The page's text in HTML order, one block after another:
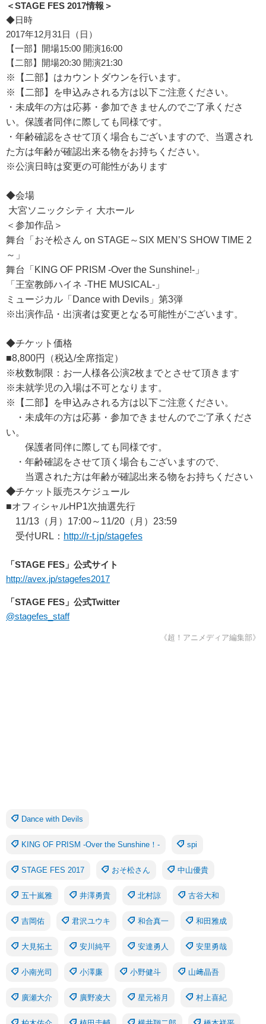
＜STAGE FES 2017情報＞
◆日時
2017年12月31日（日）
【一部】開場15:00 開演16:00
【二部】開場20:30 開演21:30
※【二部】はカウントダウンを行います。
※【二部】を申込みされる方は以下ご注意ください。
・未成年の方は応募・参加できませんのでご了承くださ
い。 保護者同伴に際しても同様です。
・年齢確認をさせて頂く場合もございますので、 当選され
た方は年齢が確認出来る物をお持ちください。
※公演日時は変更の可能性があります
◆会場
大宮ソニックシティ 大ホール
＜参加作品＞
舞台「おそ松さん on STAGE～SIX MEN’S SHOW TIME 2
～」
舞台「KING OF PRISM -Over the Sunshine!-」
「王室教師ハイネ -THE MUSICAL-」
ミュージカル「Dance with Devils」第3弾
※出演作品・出演者は変更となる可能性がございます。
◆チケット価格
■8,800円（税込/全席指定）
※枚数制限：お一人様各公演2枚までとさせて頂きます
※未就学児の入場は不可となります。
※【二部】を申込みされる方は以下ご注意ください。
・未成年の方は応募・参加できませんのでご了承くださ
い。
保護者同伴に際しても同様です。
・年齢確認をさせて頂く場合もございますので、
当選された方は年齢が確認出来る物をお持ちください
◆チケット販売スケジュール
■オフィシャルHP1次抽選先行
11/13（月）17:00～11/20（月）23:59
受付URL： http://r-t.jp/stagefes
「STAGE FES」公式サイト
http://avex.jp/stagefes2017
「STAGE FES」公式Twitter
@stagefes_staff
《超！アニメディア編集部》
Dance with Devils
KING OF PRISM -Over the Sunshine！- spi
STAGE FES 2017 おそ松さん 中山優貴
五十嵐雅 井澤勇貴 北村諒 古谷大和
吉岡佑 君沢ユウキ 和合真一 和田雅成
大見拓土 安川純平 安達勇人 安里勇哉
小南光司 小澤廉 小野健斗 山﨑晶吾
廣瀬大介 廣野凌大 星元裕月 村上喜紀